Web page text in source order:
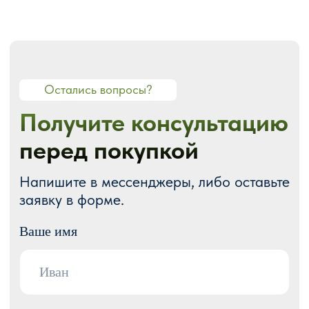
О нас Портфолио
Блог Акции
ГОТОВЫЕ РЕШЕНИЯ
Готовые многостраничные сайты